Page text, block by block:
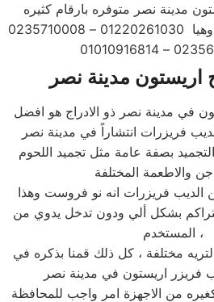
مدينة نصر متوفره بارقام كثيره
تستطيع تواصل معنا بها وهيا 01220261030 – 0235710008
اريستون مدينة نصر
في مدينة نصر ذو الادراج هو افضل
بصفة عامة مثل تجميد اللحوم
الديب فريزرات انه نو فروست وهذا
بشكل ألي ودون تدخل يدوي من
المستخدم ،
مختلفة ، كل ذلك قمنا بذكره في
كغيره من الاجهزة امر واجب للمحافظة